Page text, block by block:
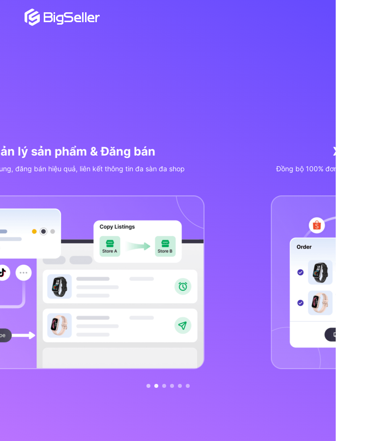
Xử lý & Quản lý đơn hàng
Đồng bộ 100% đơn hàng mới từ Shopee, Lazada, TikTok, POS, mạng xã hội, v.v.